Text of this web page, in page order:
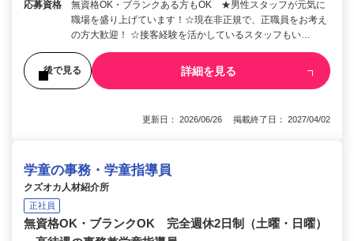
応募資格
無資格OK・ブランクある方もOK ★男性スタッフが元気に
職場を盛り上げています！☆現在非正規で、正職員をお考え
の方大歓迎！ ☆接客経験を活かしているスタッフもい…
後で見る 詳細を見る
更新日： 2026/06/26 掲載終了日： 2027/04/02
学童の事務・学童指導員
クズオカ人材紹介所
正社員
無資格OK・ブランクOK 完全週休2日制（土曜・日曜）